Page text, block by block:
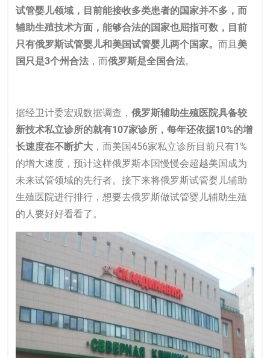
试管婴儿领域，目前能接收多类患者的国家并不多，而
辅助生殖技术方面，能够合法的国家也屈指可数，目前
只有俄罗斯试管婴儿和美国试管婴儿两个国家。 而且 美
国只是3个州合法 ，而俄罗斯是全国合法。
据经卫计委宏观数据调查， 俄罗斯辅助生殖医院具备较
新技术私立诊所的就有107家诊所，每年还依据10%的增
长速度在不断扩大 ，而美国456家私立诊所目前只有1%
的增大速度，预计这样俄罗斯本国慢慢会超越美国成为
未来试管领域的先行者。接下来将俄罗斯试管婴儿辅助
生殖医院进行排行，想要去俄罗斯做试管婴儿辅助生殖
的人要好好看看了。